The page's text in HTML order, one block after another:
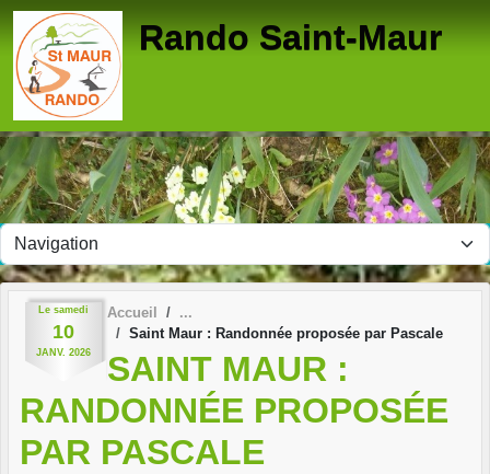
Rando Saint-Maur
Le samedi
10
JANV. 2026
Accueil
Saint Maur : Randonnée proposée par Pascale
SAINT MAUR :
RANDONNÉE PROPOSÉE
PAR PASCALE
Panneau de gestion des cookies